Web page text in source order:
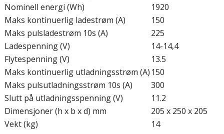
Nominell energi (Wh)
1920
Maks kontinuerlig ladestrøm (A)
150
Maks pulsladestrøm 10s (A)
225
Ladespenning (V)
14-14,4
Flytespenning (V)
13.5
Maks kontinuerlig utladningsstrøm (A) 150
Maks pulsutladningsstrøm 10s (A)
300
Slutt på utladningsspenning (V)
11.2
Dimensjoner (h x b x d) mm
205 x 250 x 205
Vekt (kg)
14